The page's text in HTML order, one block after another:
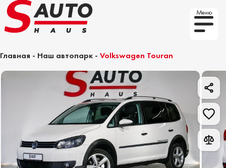
Меню
Главная - Наш автопарк - Volkswagen Touran